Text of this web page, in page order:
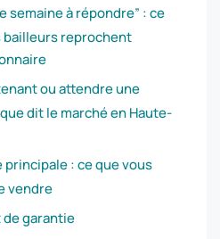
semaine à répondre” : ce
reprochent
ou attendre une
dit le marché en Haute-
: ce que vous
vendre
garantie